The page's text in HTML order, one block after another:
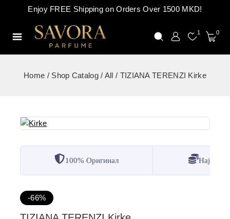
Enjoy FREE Shipping on Orders Over 1500 MKD!
1 0
Home / Shop Catalog / All / TIZIANA TERENZI Kirke
100% Оригинал
-66%